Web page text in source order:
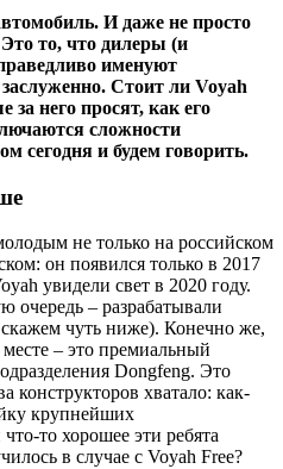
И даже не просто
то, что дилеры (и
именуют
Стоит ли Voyah
за него просят, как его
сложности
сегодня и будем говорить.
не только на российском
он появился только в 2017
увидели свет в 2020 году.
очередь – разрабатывали
чуть ниже). Конечно же,
– это премиальный
Dongfeng. Это
конструкторов хватало: как-
крупнейших
то хорошее эти ребята
в случае с Voyah Free?